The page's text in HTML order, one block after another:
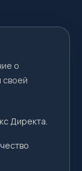
о
своей
Директа.